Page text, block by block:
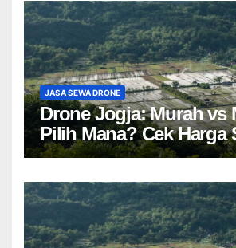
JASA SEWA DRONE
Drone Jogja: Murah vs
Pilih Mana? Cek Harga
Drone Yogyakarta!